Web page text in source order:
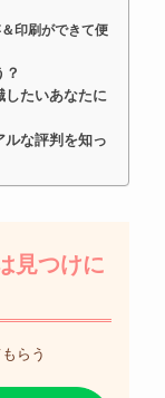
印刷ができて便
？
したいあなたに
ルな評判を知っ
見つけに
らう